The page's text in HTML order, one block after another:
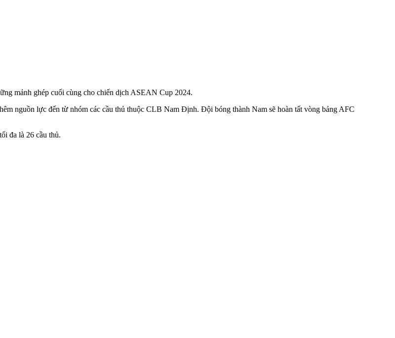
mảnh ghép cuối cùng cho chiến dịch ASEAN Cup 2024.
nguồn lực đến từ nhóm các cầu thủ thuộc CLB Nam Định. Đội bóng thành Nam sẽ hoàn tất vòng bảng AFC
đa là 26 cầu thủ.